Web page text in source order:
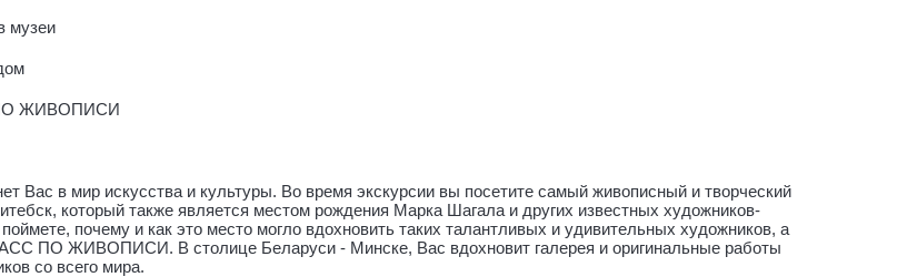
музеи
ЖИВОПИСИ
Вас в мир искусства и культуры. Во время экскурсии вы посетите самый живописный и творческий
который также является местом рождения Марка Шагала и других известных художников-
почему и как это место могло вдохновить таких талантливых и удивительных художников, а
ПО ЖИВОПИСИ. В столице Беларуси - Минске, Вас вдохновит галерея и оригинальные работы
со всего мира.